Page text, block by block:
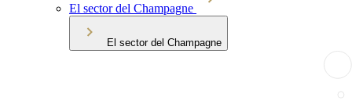
El sector del Champagne
El sector del Champagne